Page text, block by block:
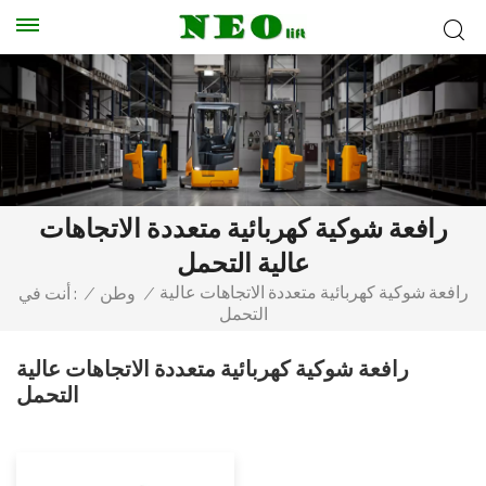
رافعة شوكية كهربائية متعددة الاتجاهات
عالية التحمل
أنت في : / وطن / رافعة شوكية كهربائية متعددة الاتجاهات عالية
التحمل
رافعة شوكية كهربائية متعددة الاتجاهات عالية
التحمل